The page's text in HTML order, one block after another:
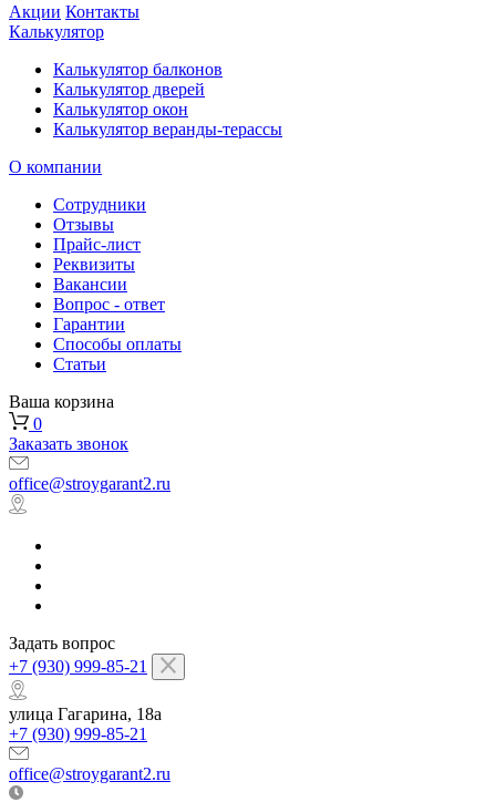
Акции Контакты
Калькулятор
Калькулятор балконов
Калькулятор дверей
Калькулятор окон
Калькулятор веранды-терассы
О компании
Сотрудники
Отзывы
Прайс-лист
Реквизиты
Вакансии
Вопрос - ответ
Гарантии
Способы оплаты
Статьи
Ваша корзина
0
Заказать звонок
office@stroygarant2.ru
Задать вопрос
+7 (930) 999-85-21
улица Гагарина, 18а
+7 (930) 999-85-21
office@stroygarant2.ru